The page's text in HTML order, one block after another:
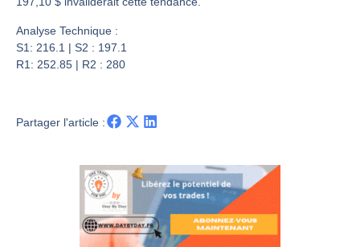
Analyse Technique :
S1: 216.1 | S2 : 197.1
R1: 252.85 | R2 : 280
Partager l'article :